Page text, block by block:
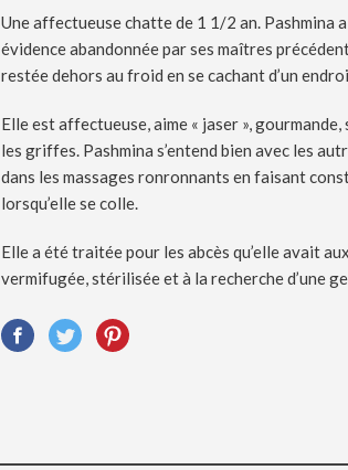
Une affectueuse chatte de 1 1/2 an.
évidence abandonnée par ses maîtres
restée dehors au froid en se cachant d’un
Elle est affectueuse, aime « jaser »,
les griffes. Pashmina s’entend bien avec les
dans les massages ronronnants en faisant
lorsqu’elle se colle.
Elle a été traitée pour les abcès qu’elle avait
vermifugée, stérilisée et à la recherche d’une